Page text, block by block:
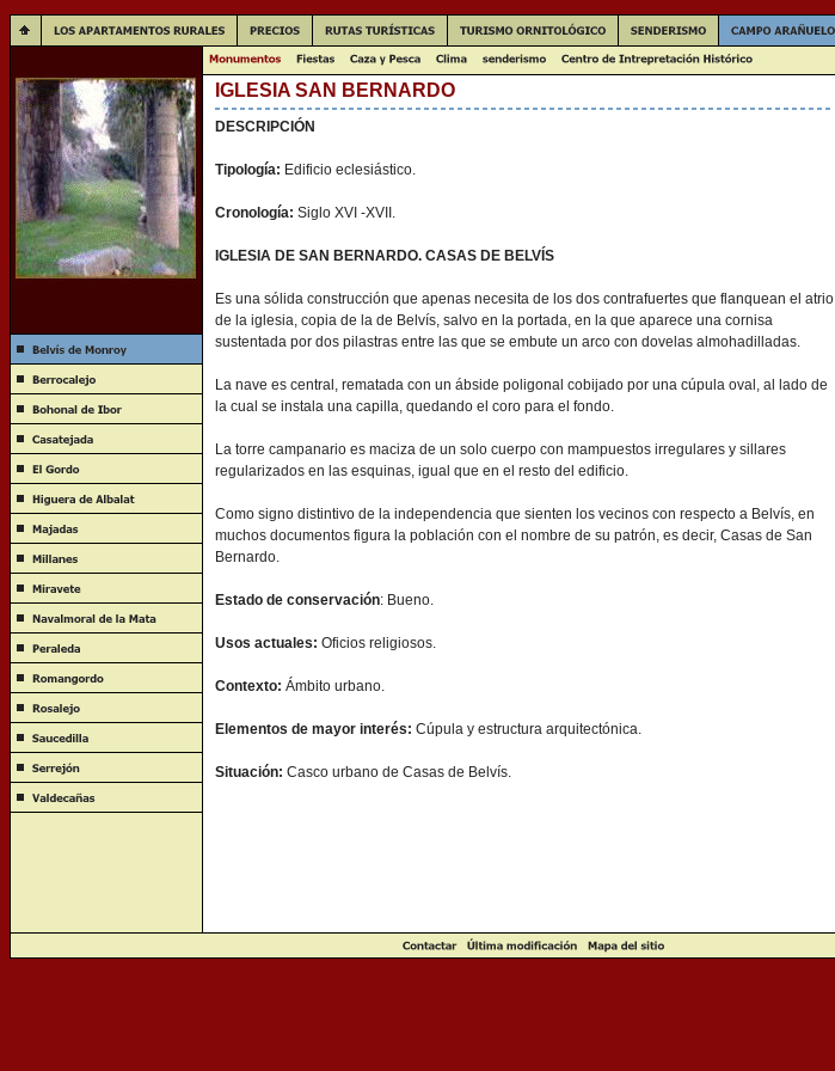
IGLESIA SAN BERNARDO
DESCRIPCIÓN
Tipología: Edificio eclesiástico.
Cronología: Siglo XVI -XVII.
IGLESIA DE SAN BERNARDO. CASAS DE BELVÍS
Es una sólida construcción que apenas necesita de los dos contrafuertes que flanquean el atrio
de la iglesia, copia de la de Belvís, salvo en la portada, en la que aparece una cornisa
sustentada por dos pilastras entre las que se embute un arco con dovelas almohadilladas.
La nave es central, rematada con un ábside poligonal cobijado por una cúpula oval, al lado de
la cual se instala una capilla, quedando el coro para el fondo.
La torre campanario es maciza de un solo cuerpo con mampuestos irregulares y sillares
regularizados en las esquinas, igual que en el resto del edificio.
Como signo distintivo de la independencia que sienten los vecinos con respecto a Belvís, en
muchos documentos figura la población con el nombre de su patrón, es decir, Casas de San
Bernardo.
Estado de conservación: Bueno.
Usos actuales: Oficios religiosos.
Contexto: Ámbito urbano.
Elementos de mayor interés: Cúpula y estructura arquitectónica.
Situación: Casco urbano de Casas de Belvís.